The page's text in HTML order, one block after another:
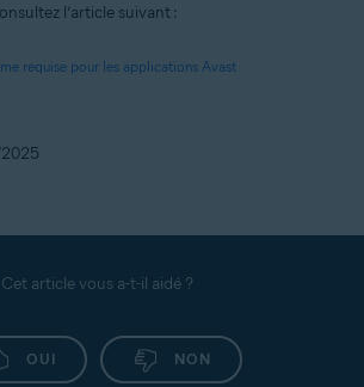
l’article suivant :
requise pour les applications Avast
Cet article vous a-t-il aidé ?
OUI NON